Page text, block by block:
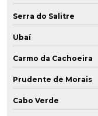
Serra do Salitre
Ubaí
Carmo da Cachoeira
Prudente de Morais
Cabo Verde